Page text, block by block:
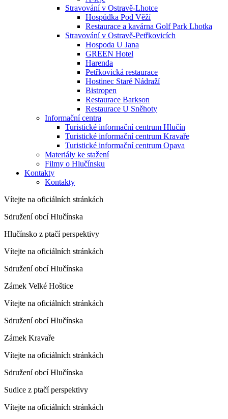
Stravování v Ostravě-Lhotce
Hospůdka Pod Věží
Restaurace a kavárna Golf Park Lhotka
Stravování v Ostravě-Petřkovicích
Hospoda U Jana
GREEN Hotel
Harenda
Petřkovická restaurace
Hostinec Staré Nádraží
Bistropen
Restaurace Barkson
Restaurace U Sněhoty
Informační centra
Turistické informační centrum Hlučín
Turistické informační centrum Kravaře
Turistické informační centrum Opava
Materiály ke stažení
Filmy o Hlučínsku
Kontakty
Kontakty
Vítejte na oficiálních stránkách
Sdružení obcí Hlučínska
Hlučínsko z ptačí perspektivy
Vítejte na oficiálních stránkách
Sdružení obcí Hlučínska
Zámek Velké Hoštice
Vítejte na oficiálních stránkách
Sdružení obcí Hlučínska
Zámek Kravaře
Vítejte na oficiálních stránkách
Sdružení obcí Hlučínska
Sudice z ptačí perspektivy
Vítejte na oficiálních stránkách